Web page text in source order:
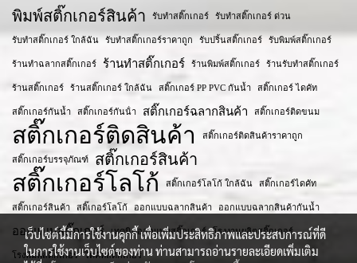
พิมพ์สติ๊กเกอร์สินค้า รับทำสติ๊กเกอร์ รับทำสติ๊กเกอร์ ด่วน
รับทำสติ๊กเกอร์ ใกล้ฉัน รับทำสติ๊กเกอร์ราคาถูก รับปริ้นสติ๊กเกอร์ รับพิมพ์สติ๊กเกอร์
ร้านทำฉลากสติ๊กเกอร์ ร้านทำสติ๊กเกอร์ ร้านพิมพ์สติ๊กเกอร์ ร้านรับทำสติ๊กเกอร์
ร้านสติ๊กเกอร์ ร้านสติ๊กเกอร์ ใกล้ฉัน สติ๊กเกอร์ PP PVC กันน้ำ สติ๊กเกอร์ ไดคัท
สติ๊กเกอร์กันน้ำ สติ๊กเกอร์กันน้ํา สติ๊กเกอร์ฉลากสินค้า สติ๊กเกอร์ติดขนม
สติ๊กเกอร์ติดสินค้า สติ๊กเกอร์ติดสินค้าราคาถูก
สติ๊กเกอร์บรรจุภัณฑ์ สติ๊กเกอร์สินค้า
สติ๊กเกอร์โลโก้ สติ๊กเกอร์โลโก้ ใกล้ฉัน สติ๊กเกอร์ไดคัท
สติ๊กเกอร​์สินค้า สติ๊เกอร์โลโก้ ออกแบบฉลากสินค้า ออกแบบฉลากสินค้ากันน้ำ
ออกแบบสติ๊กเกอร์ เทคนิคออกแบบสติ๊กเกอร์ โรงงานผลิตสติ๊กเกอร์
โรงพิมพ์สติ๊กเกอร์ ไดคัทสติ๊กเกอร์
เว็บไซต์นี้มีการใช้งานคุกกี้ เพื่อเพิ่มประสิทธิภาพและประสบการณ์ที่ดี
ในการใช้งานเว็บไซต์ของท่าน ท่านสามารถอ่านรายละเอียดเพิ่มเติม